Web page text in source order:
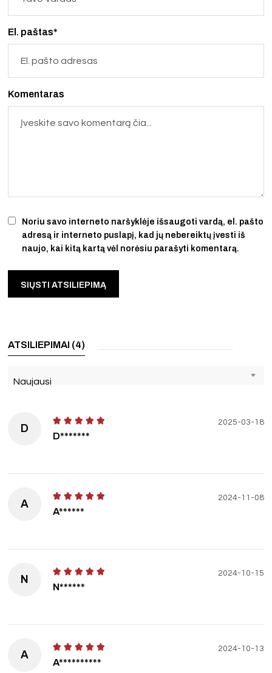
El. paštas*
Noriu savo interneto naršyklėje išsaugoti vardą, el. pašto
adresą ir interneto puslapį, kad jų nebereiktų įvesti iš
naujo, kai kitą kartą vėl norėsiu parašyti komentarą.
Komentaras
ATSILIEPIMAI (4)
Naujausi
D
D*******
2025-03-18
A
A******
2024-11-08
N
N******
2024-10-15
A
A**********
2024-10-13